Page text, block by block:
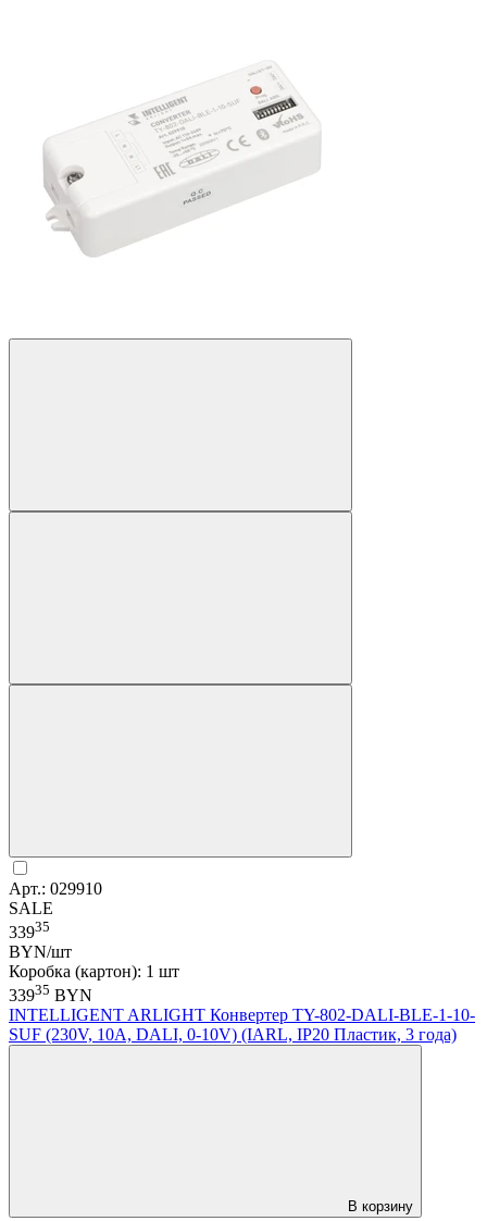
Арт.: 029910
SALE
33935
BYN/шт
Коробка (картон): 1 шт
33935 BYN
INTELLIGENT ARLIGHT Конвертер TY-802-DALI-BLE-1-10-
SUF (230V, 10A, DALI, 0-10V) (IARL, IP20 Пластик, 3 года)
В корзину